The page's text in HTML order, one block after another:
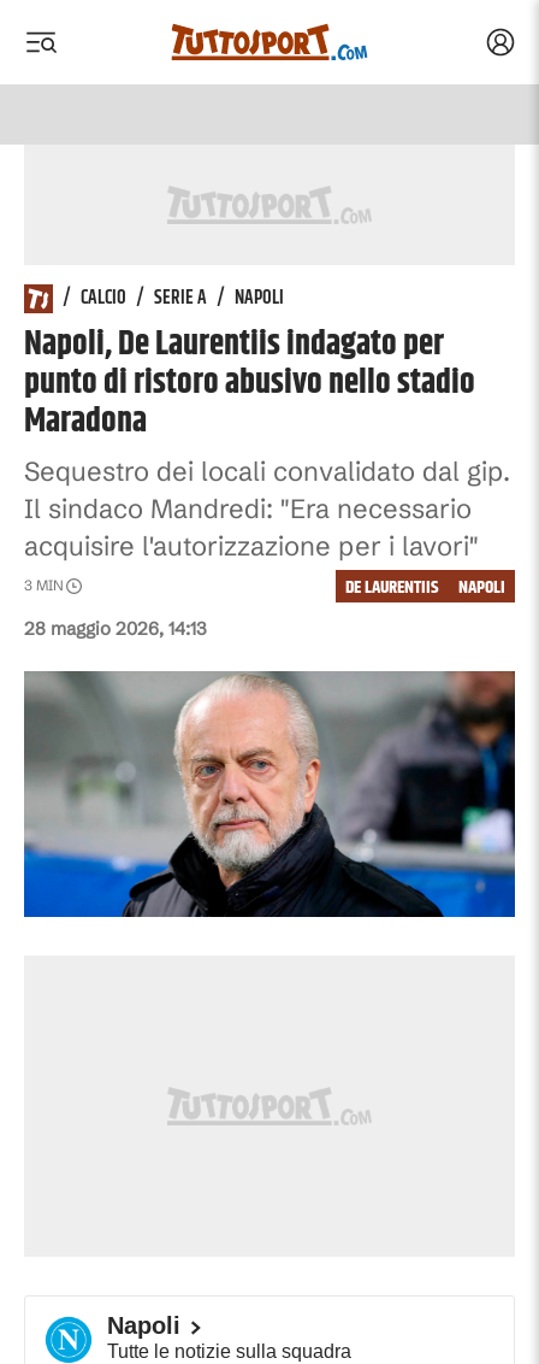
/ CALCIO / SERIE A / NAPOLI
Napoli, De Laurentiis indagato per
punto di ristoro abusivo nello stadio
Maradona
Sequestro dei locali convalidato dal gip.
Il sindaco Mandredi: "Era necessario
acquisire l'autorizzazione per i lavori"
28 maggio 2026, 14:13
3 MIN NAPOLI
DE LAURENTIIS
Napoli
Tutte le notizie sulla squadra